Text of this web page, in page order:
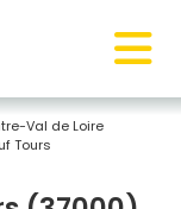
Val de Loire
Tours